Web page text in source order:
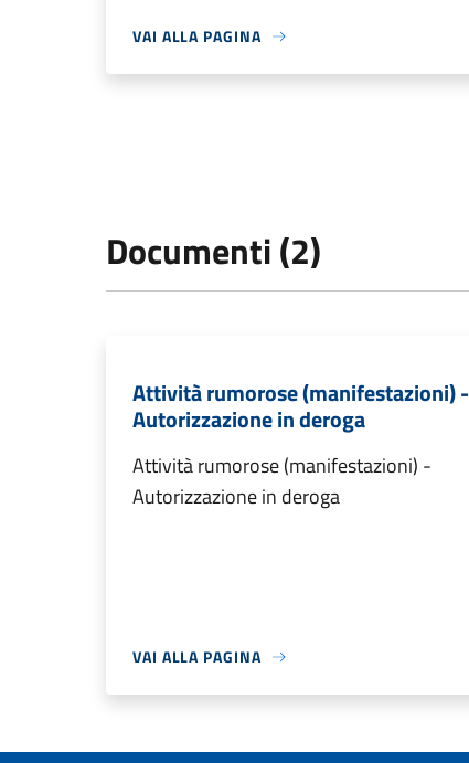
VAI ALLA PAGINA
Documenti (2)
Attività rumorose (manifestazioni) -
Autorizzazione in deroga
Attività rumorose (manifestazioni) -
Autorizzazione in deroga
VAI ALLA PAGINA